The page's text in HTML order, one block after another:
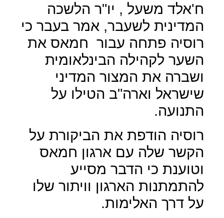
ח'אלד משעל , יו"ר הלשכה
המדינית לשעבר, אמר בעבר כי
רוסיה פתחה עבור חמאס את
השער לקהילה הבינלאומית
ושברה את המצור המדיני
שישראל וארה"ב הטילו על
התנועה.
רוסיה הודפת את הביקורת על
הקשר שלה עם ארגון חמאס
וטוענת כי הדבר מסייע
להתמתנות הארגון וויתור שלו
על דרך האלימות.